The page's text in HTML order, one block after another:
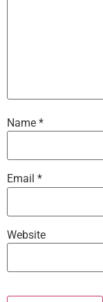
Name *
Email *
Website